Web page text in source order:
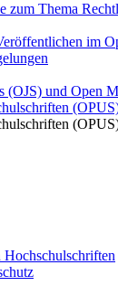
zum Thema
im
(OJS) und Open